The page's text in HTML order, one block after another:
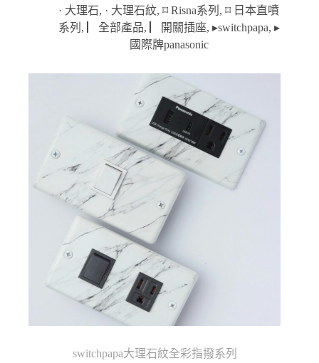
格
範
圍：
到
· 大理石, · 大理石紋,⌑ Risna系列 ,⌑ 日本直噴
系列 , ▏全部產品, ▏開關插座, ▸switchpapa, ▸
國際牌panasonic
switchpapa大理石紋全彩指撥系列